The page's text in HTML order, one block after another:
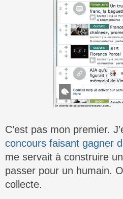
C’est pas mon premier.
concours faisant gagner
me servait à construire
passer pour un humain.
collecte.